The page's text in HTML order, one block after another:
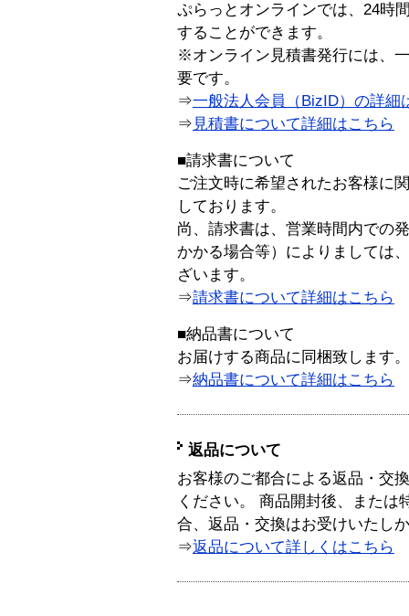
ぷらっとオンラインでは、24時
することができます。
※オンライン見積書発行には、
要です。
⇒一般法人会員（BizID）の詳細
⇒ 見積書について詳細はこちら
■請求書について
ご注文時に希望されたお客様に
しております。
尚、請求書は、営業時間内での
かかる場合等）によりましては
ざいます。
⇒請求書について詳細はこちら
■納品書について
お届けする商品に同梱致します。
⇒納品書について詳細はこちら
返品について
お客様のご都合による返品・交
ください。 商品開封後、または
合、返品・交換はお受けいたし
⇒返品について詳しくはこちら